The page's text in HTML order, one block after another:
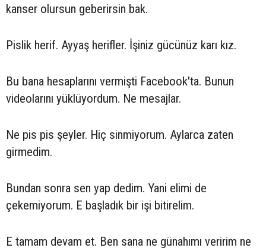
kanser olursun geberirsin bak.
Pislik herif. Ayyaş herifler. İşiniz gücünüz karı kız.
Bu bana hesaplarını vermişti Facebook'ta. Bunun
videolarını yüklüyordum. Ne mesajlar.
Ne pis pis şeyler. Hiç sinmiyorum. Aylarca zaten
girmedim.
Bundan sonra sen yap dedim. Yani elimi de
çekemiyorum. E başladık bir işi bitirelim.
E tamam devam et. Ben sana ne günahımı veririm ne